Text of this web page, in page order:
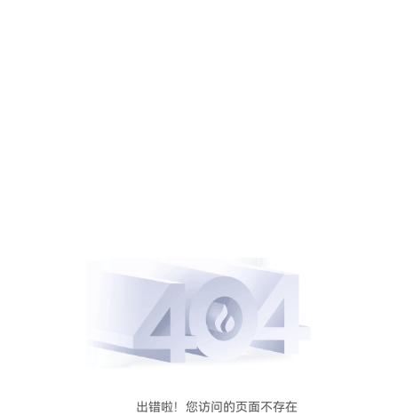
出错啦！您访问的页面不存在